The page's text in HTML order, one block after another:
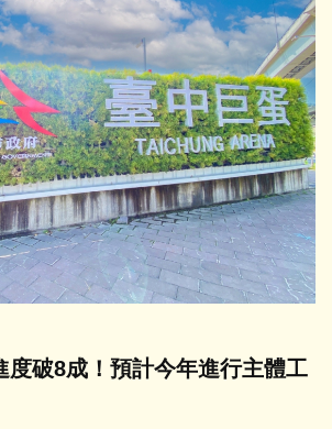
度破8成！預計今年進行主體工